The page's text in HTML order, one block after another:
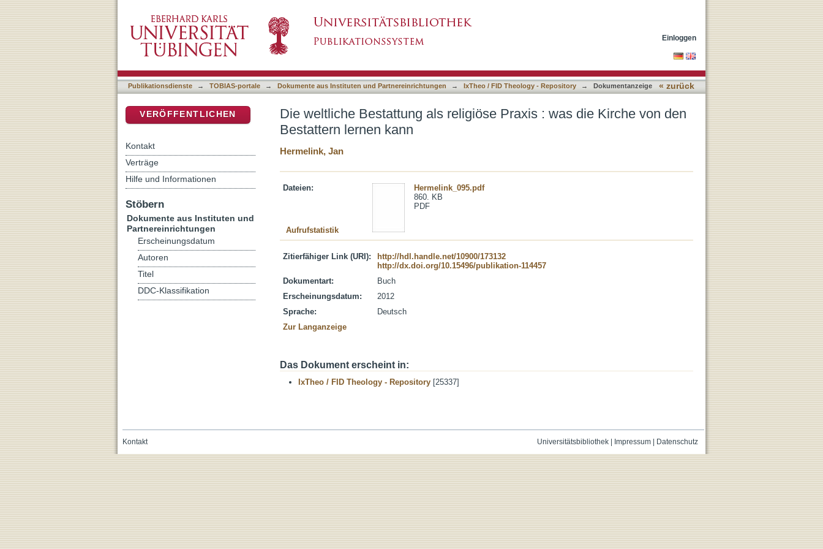
Einloggen
Publikationsdienste → TOBIAS-portale → Dokumente aus Instituten und Partnereinrichtungen → IxTheo / FID Theology - Repository → Dokumentanzeige « zurück
Die weltliche Bestattung als religiöse Praxis : was die Kirche von den
Bestattern lernen kann
Hermelink, Jan
Dateien:
Hermelink_095.pdf
860. KB
PDF
Aufrufstatistik
Zitierfähiger Link (URI):
http://hdl.handle.net/10900/173132
http://dx.doi.org/10.15496/publikation-114457
Dokumentart:
Buch
Erscheinungsdatum:
2012
Sprache:
Deutsch
Zur Langanzeige
Das Dokument erscheint in:
IxTheo / FID Theology - Repository [25337]
VERÖFFENTLICHEN
Kontakt
Verträge
Hilfe und Informationen
Stöbern
Dokumente aus Instituten und
Partnereinrichtungen
Erscheinungsdatum
Autoren
Titel
DDC-Klassifikation
Universitätsbibliothek| Impressum| Datenschutz
Kontakt